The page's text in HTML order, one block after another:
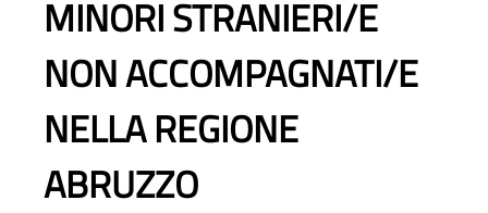
MINORI STRANIERI/E
NON ACCOMPAGNATI/E
NELLA REGIONE
ABRUZZO